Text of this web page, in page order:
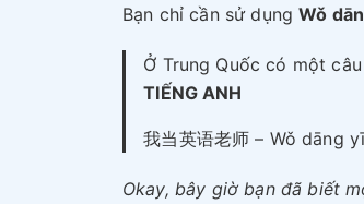
Bạn chỉ cần sử dụngWǒ
Ở Trung Quốc có một
TIẾNG ANH
我当英语老师 – Wǒ dāng
Okay, bây giờ bạn đã biết